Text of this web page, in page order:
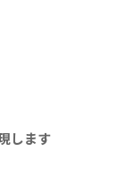
します